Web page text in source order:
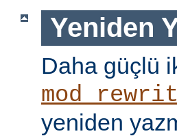
Yeniden
Daha güçlü
yeniden